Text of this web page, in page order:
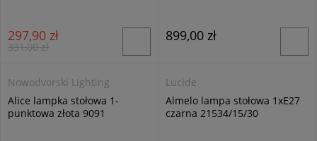
297,90 zł
331,00 zł
899,00 zł
Nowodvorski Lighting
Alice lampka stołowa 1-
punktowa złota 9091
Lucide
Almelo lampa stołowa 1xE27
czarna 21534/15/30